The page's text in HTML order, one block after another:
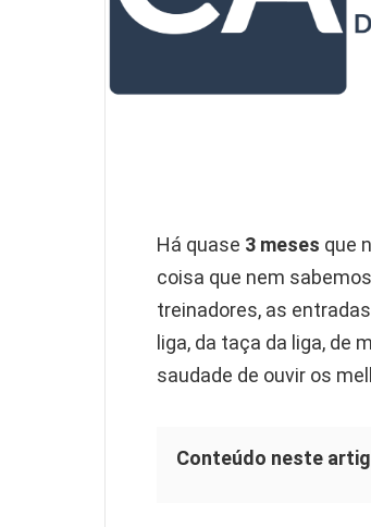
Há quase 3 meses que
coisa que nem
treinadores, as
liga, da taça da liga, de
saudade de ouvir os
Conteúdo neste